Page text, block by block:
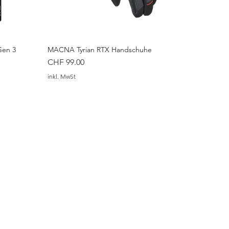
3 MACNA Tyrian RTX Handschuhe
Preis
CHF 99.00
inkl. MwSt